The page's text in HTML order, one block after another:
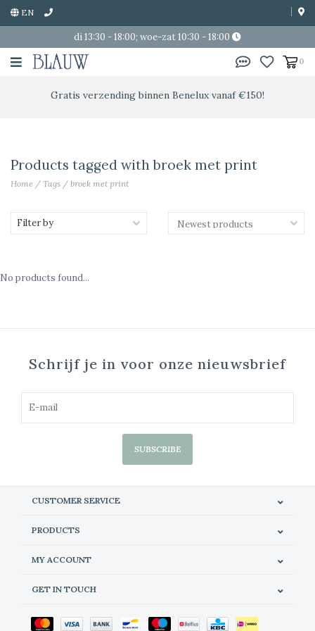
EN
di 13:30 - 18:00; woe-zat 10:30 - 18:00
0
Gratis verzending binnen Benelux vanaf €150!
Products tagged with broek met print
Home / Tags / broek met print
Filter by
No products found...
Schrijf je in voor onze nieuwsbrief
SUBSCRIBE
CUSTOMER SERVICE
PRODUCTS
MY ACCOUNT
GET IN TOUCH